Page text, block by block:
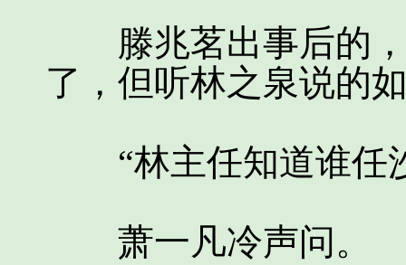
滕兆茗出事后的，
了，但听林之泉说的
“林主任知道谁任
萧一凡冷声问。